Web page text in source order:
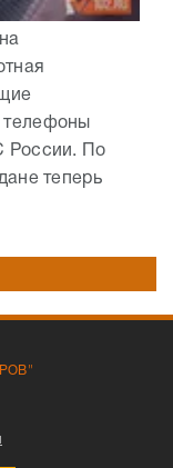
телефоны
России. По
теперь